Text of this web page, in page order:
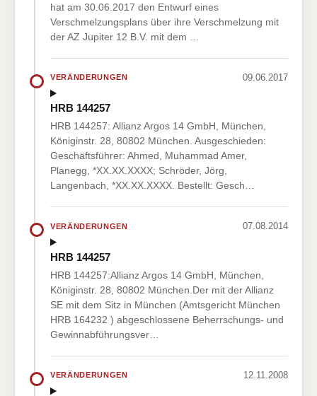
hat am 30.06.2017 den Entwurf eines
Verschmelzungsplans über ihre Verschmelzung mit
der AZ Jupiter 12 B.V. mit dem …
VERÄNDERUNGEN 09.06.2017
HRB 144257
HRB 144257: Allianz Argos 14 GmbH, München,
Königinstr. 28, 80802 München. Ausgeschieden:
Geschäftsführer: Ahmed, Muhammad Amer,
Planegg, *XX.XX.XXXX; Schröder, Jörg,
Langenbach, *XX.XX.XXXX. Bestellt: Gesch…
VERÄNDERUNGEN 07.08.2014
HRB 144257
HRB 144257:Allianz Argos 14 GmbH, München,
Königinstr. 28, 80802 München.Der mit der Allianz
SE mit dem Sitz in München (Amtsgericht München
HRB 164232 ) abgeschlossene Beherrschungs- und
Gewinnabführungsver…
VERÄNDERUNGEN 12.11.2008